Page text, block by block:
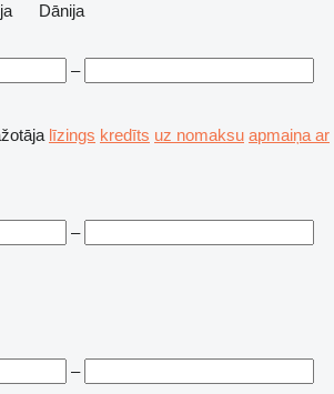
Dānija
–
līzings kredīts uz nomaksu apmaiņa ar
–
–